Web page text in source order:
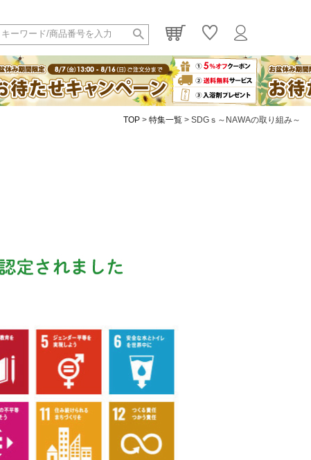
TOP 特集一覧 SDGｓ～NAWAの取り組み～